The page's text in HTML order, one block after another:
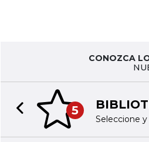
CONOZCA
5
Seleccione
Previous slide